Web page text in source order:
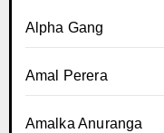
Alpha Gang
Amal Perera
Amalka Anuranga